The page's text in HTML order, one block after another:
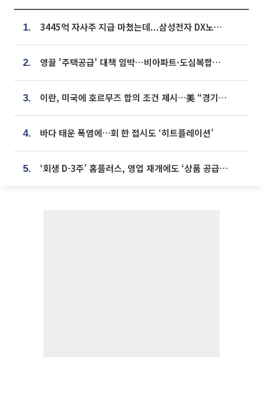
1. 3445억 자사주 지급 마쳤는데...삼성전자 DX노조, 뒤늦은 '떼쓰기 집회'
2. 영끌 '주택공급' 대책 임박⋯비아파트·도심복합까지 총동원
3. 이란, 미국에 호르무즈 합의 조건 제시…美 “경기 아직 안 끝나” [종합]
4. 바다 태운 폭염에…회 한 접시도 ‘히트플레이션’
5. ‘회생 D-3주’ 홈플러스, 영업 재개에도 ‘상품 공급망’ 복구가 생존 관건